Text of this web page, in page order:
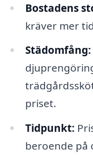
Bostadens
kräver mer
Städomfång:
priset.
Tidpunkt:
beroende på